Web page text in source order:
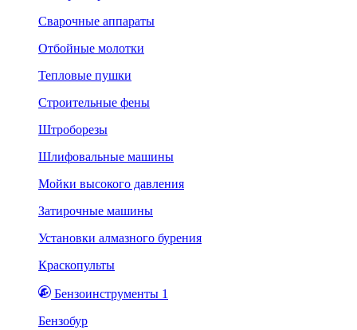
Сварочные аппараты
Отбойные молотки
Тепловые пушки
Строительные фены
Штроборезы
Шлифовальные машины
Мойки высокого давления
Затирочные машины
Установки алмазного бурения
Краскопульты
Бензоинструменты 1
Бензобур